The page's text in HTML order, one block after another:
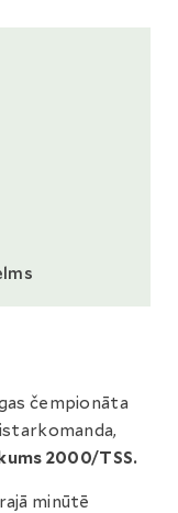
čempionāta
2000/TSS.
minūtē